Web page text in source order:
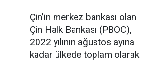
Çin’in merkez bankası olan
Çin Halk Bankası (PBOC),
2022 yılının ağustos ayına
kadar ülkede toplam olarak